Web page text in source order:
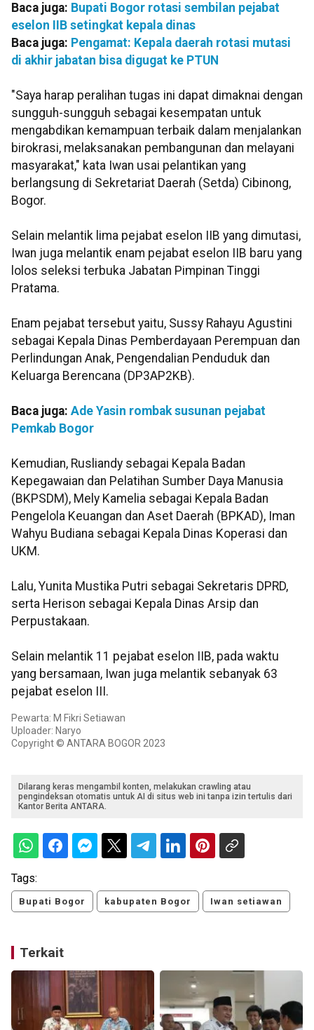
Baca juga: Bupati Bogor rotasi sembilan pejabat
eselon IIB setingkat kepala dinas
Baca juga: Pengamat: Kepala daerah rotasi mutasi
di akhir jabatan bisa digugat ke PTUN
"Saya harap peralihan tugas ini dapat dimaknai dengan
sungguh-sungguh sebagai kesempatan untuk
mengabdikan kemampuan terbaik dalam menjalankan
birokrasi, melaksanakan pembangunan dan melayani
masyarakat," kata Iwan usai pelantikan yang
berlangsung di Sekretariat Daerah (Setda) Cibinong,
Bogor.
Selain melantik lima pejabat eselon IIB yang dimutasi,
Iwan juga melantik enam pejabat eselon IIB baru yang
lolos seleksi terbuka Jabatan Pimpinan Tinggi
Pratama.
Enam pejabat tersebut yaitu, Sussy Rahayu Agustini
sebagai Kepala Dinas Pemberdayaan Perempuan dan
Perlindungan Anak, Pengendalian Penduduk dan
Keluarga Berencana (DP3AP2KB).
Baca juga: Ade Yasin rombak susunan pejabat
Pemkab Bogor
Kemudian, Rusliandy sebagai Kepala Badan
Kepegawaian dan Pelatihan Sumber Daya Manusia
(BKPSDM), Mely Kamelia sebagai Kepala Badan
Pengelola Keuangan dan Aset Daerah (BPKAD), Iman
Wahyu Budiana sebagai Kepala Dinas Koperasi dan
UKM.
Lalu, Yunita Mustika Putri sebagai Sekretaris DPRD,
serta Herison sebagai Kepala Dinas Arsip dan
Perpustakaan.
Selain melantik 11 pejabat eselon IIB, pada waktu
yang bersamaan, Iwan juga melantik sebanyak 63
pejabat eselon III.
Pewarta: M Fikri Setiawan
Uploader: Naryo
Copyright © ANTARA BOGOR 2023
Dilarang keras mengambil konten, melakukan crawling atau
pengindeksan otomatis untuk AI di situs web ini tanpa izin tertulis dari
Kantor Berita ANTARA.
Tags:
Bupati Bogor kabupaten Bogor Iwan setiawan
Terkait